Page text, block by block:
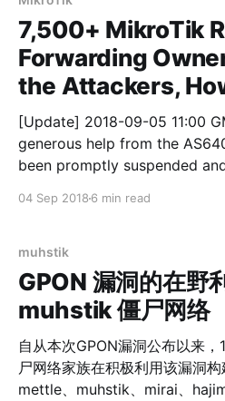
黑客工具Chimay Red涉及到2个
Winbox任意目录文件读取（
Webfig远程代码执行漏洞。[2] Winbox是一个Windows
GUI应用程序，Webfig是一个
和Webfig与RouterOS的网络通
上，TCP/80或TCP/8080等端口
360Netlab Anglerfish蜜罐系统
在利用MikroTik CVE-2018-148
7,500+ MikroTik
Forwarding
the Attackers,
[Update] 2018-09-05 11:00 GMT+8, with the
generous help from the
been promptly suspended
1996 to develop routers and
04 Sep 2018 6 min read
muhstik
GPON 漏洞的在
muhstik 僵尸网络
自从本次GPON漏洞公布以来
尸网络家族在积极利用该漏洞
mettle、muhstik、mirai、